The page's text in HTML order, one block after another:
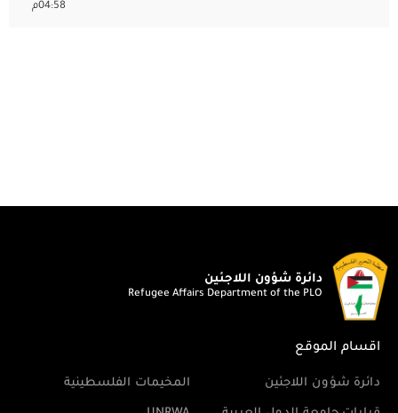
04:58م
دائرة شؤون اللاجئين
Refugee Affairs Department of the PLO
اقسام الموقع
دائرة شؤون اللاجئين المخيمات الفلسطينية